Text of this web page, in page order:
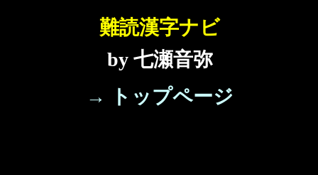
難読漢字ナビ
by 七瀬音弥
→ トップページ